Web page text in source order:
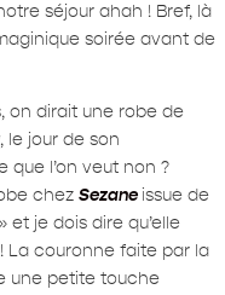
séjour ahah ! Bref, là
soirée avant de
on dirait une robe de
le jour de son
l’on veut non ?
chezSezane issue de
je dois dire qu’elle
La couronne faite par la
une petite touche